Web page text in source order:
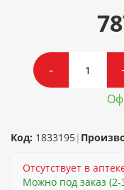
-
Код: 1833195|
Отсутствует в
Можно под заказ (2-